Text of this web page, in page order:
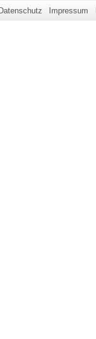
Datenschutz Impressum